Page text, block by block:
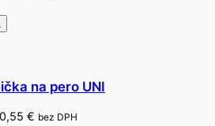
na pero UNI
0,55 € bez DPH